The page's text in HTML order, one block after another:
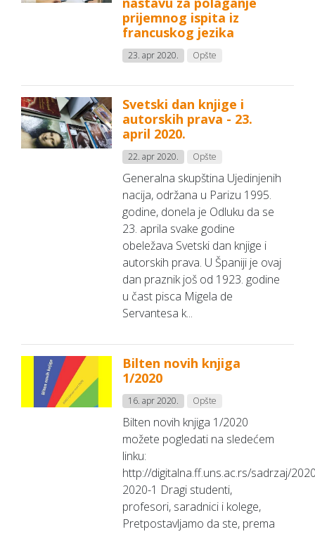
prijemnog ispita iz
francuskog jezika
23. apr 2020. Opšte
Svetski dan knjige i
autorskih prava - 23.
april 2020.
22. apr 2020. Opšte
Generalna skupština Ujedinjenih
nacija, održana u Parizu 1995.
godine, donela je Odluku da se
23. aprila svake godine
obeležava Svetski dan knjige i
autorskih prava. U Španiji je ovaj
dan praznik još od 1923. godine
u čast pisca Migela de
Servantesa k...
Bilten novih knjiga
1/2020
16. apr 2020. Opšte
Bilten novih knjiga 1/2020
možete pogledati na sledećem
linku:
http://digitalna.ff.uns.ac.rs/sadrzaj/
2020-1 Dragi studenti,
profesori, saradnici i kolege,
Pretpostavljamo da ste, prema